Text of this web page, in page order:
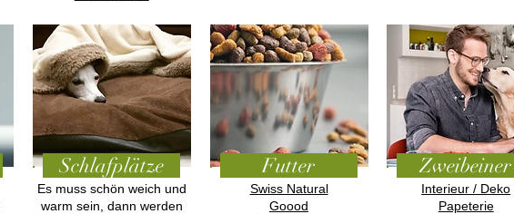
Es muss schön weich und
warm sein, dann werden
Schlafplätze
Swiss Natural
Goood
Futter
Interieur / Deko
Papeterie
Zweibeiner